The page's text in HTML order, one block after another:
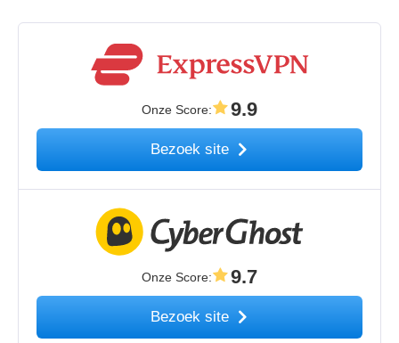
Onze Score: 9.9
Bezoek site
Onze Score: 9.7
Bezoek site